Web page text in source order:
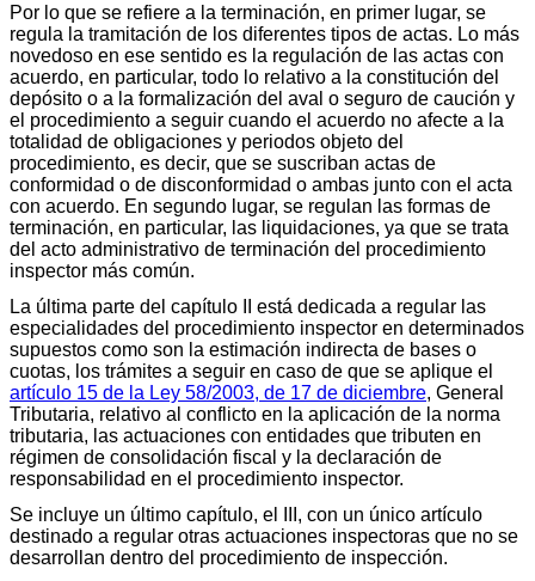
Por lo que se refiere a la terminación, en primer lugar, se
regula la tramitación de los diferentes tipos de actas. Lo más
novedoso en ese sentido es la regulación de las actas con
acuerdo, en particular, todo lo relativo a la constitución del
depósito o a la formalización del aval o seguro de caución y
el procedimiento a seguir cuando el acuerdo no afecte a la
totalidad de obligaciones y periodos objeto del
procedimiento, es decir, que se suscriban actas de
conformidad o de disconformidad o ambas junto con el acta
con acuerdo. En segundo lugar, se regulan las formas de
terminación, en particular, las liquidaciones, ya que se trata
del acto administrativo de terminación del procedimiento
inspector más común.
La última parte del capítulo II está dedicada a regular las
especialidades del procedimiento inspector en determinados
supuestos como son la estimación indirecta de bases o
cuotas, los trámites a seguir en caso de que se aplique el
artículo 15 de la Ley 58/2003, de 17 de diciembre, General
Tributaria, relativo al conflicto en la aplicación de la norma
tributaria, las actuaciones con entidades que tributen en
régimen de consolidación fiscal y la declaración de
responsabilidad en el procedimiento inspector.
Se incluye un último capítulo, el III, con un único artículo
destinado a regular otras actuaciones inspectoras que no se
desarrollan dentro del procedimiento de inspección.